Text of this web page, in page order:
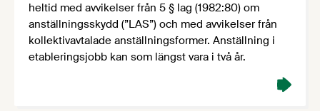
heltid med avvikelser från 5 § lag (1982:80) om
anställningsskydd (”LAS”) och med avvikelser från
kollektivavtalade anställningsformer. Anställning i
etableringsjobb kan som längst vara i två år.